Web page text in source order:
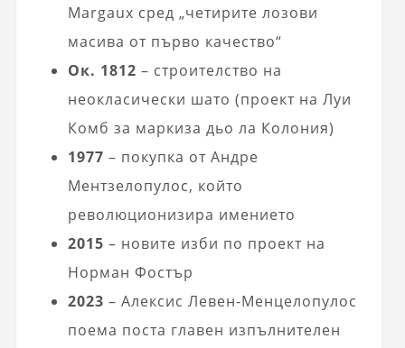
Margaux сред „четирите лозови
масива от първо качество“
Ок. 1812 – строителство на
неокласически шато (проект на Луи
Комб за маркиза дьо ла Колония)
1977 – покупка от Андре
Ментзелопулос, който
революционизира имението
2015 – новите изби по проект на
Норман Фостър
2023 – Алексис Левен-Менцелопулос
поема поста главен изпълнителен